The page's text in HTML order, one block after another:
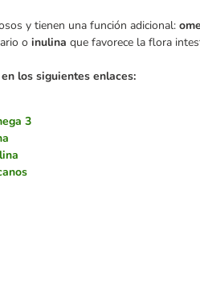
y tienen una función adicional:
o inulina que favorece la flora
los siguientes enlaces:
3